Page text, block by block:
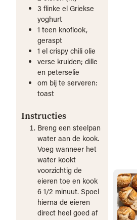
3 flinke el Griekse
yoghurt
1 teen knoflook,
geraspt
1 el crispy chili olie
verse kruiden; dille
en peterselie
om bij te serveren:
toast
Instructies
Breng een steelpan
water aan de kook.
Voeg wanneer het
water kookt
voorzichtig de
eieren toe en kook
6 1/2 minuut. Spoel
hierna de eieren
direct heel goed af